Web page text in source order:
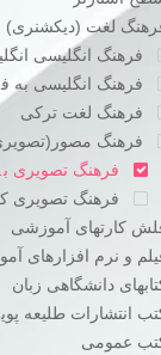
افزودن به سبد
English Visual
600.000
لغت (دیکشنری)
فرهنگ انگلیسی انگلیسی
فرهنگ انگلیسی به فارسی
فرهنگ لغت ترکی
فرهنگ
فرهنگ تصویری بزرگسالان
فرهنگ تصویری کودکان
کارتهای آموزشی
و نرم افزارهای آموزشی
دانشگاهی زبان
انتشارات طلیعه پویش
عمومی